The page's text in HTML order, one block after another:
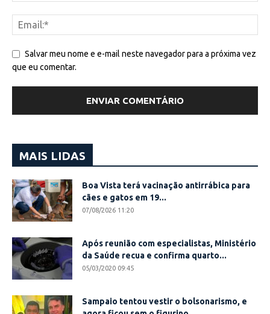
Salvar meu nome e e-mail neste navegador para a próxima vez
que eu comentar.
MAIS LIDAS
Boa Vista terá vacinação antirrábica para
cães e gatos em 19...
07/08/2026 11:20
Após reunião com especialistas, Ministério
da Saúde recua e confirma quarto...
05/03/2020 09:45
Sampaio tentou vestir o bolsonarismo, e